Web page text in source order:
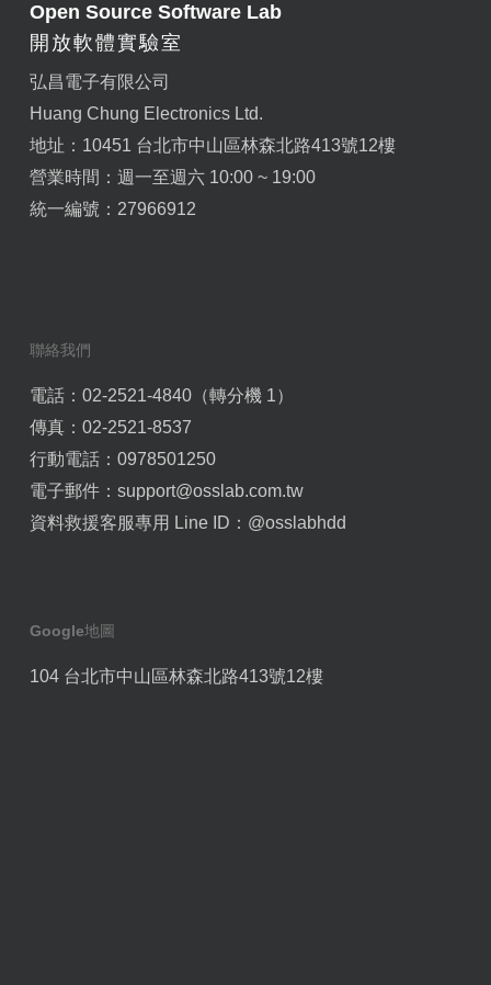
Open Source Software Lab
開放軟體實驗室
弘昌電子有限公司
Huang Chung Electronics Ltd.
地址：10451 台北市中山區林森北路413號12樓
營業時間：週一至週六 10:00 ~ 19:00
統一編號：27966912
聯絡我們
電話：02-2521-4840（轉分機 1）
傳真：02-2521-8537
行動電話：0978501250
電子郵件： support@osslab.com.tw
資料救援客服專用 Line ID： @osslabhdd
Google地圖
104 台北市中山區林森北路413號12樓